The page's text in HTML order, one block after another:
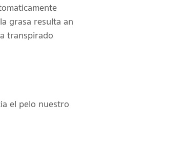
grasa resulta an
transpirado
el pelo nuestro